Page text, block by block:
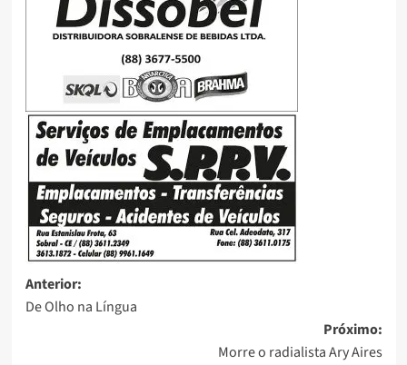
Anterior:
De Olho na Língua
Próximo:
Morre o radialista Ary Aires